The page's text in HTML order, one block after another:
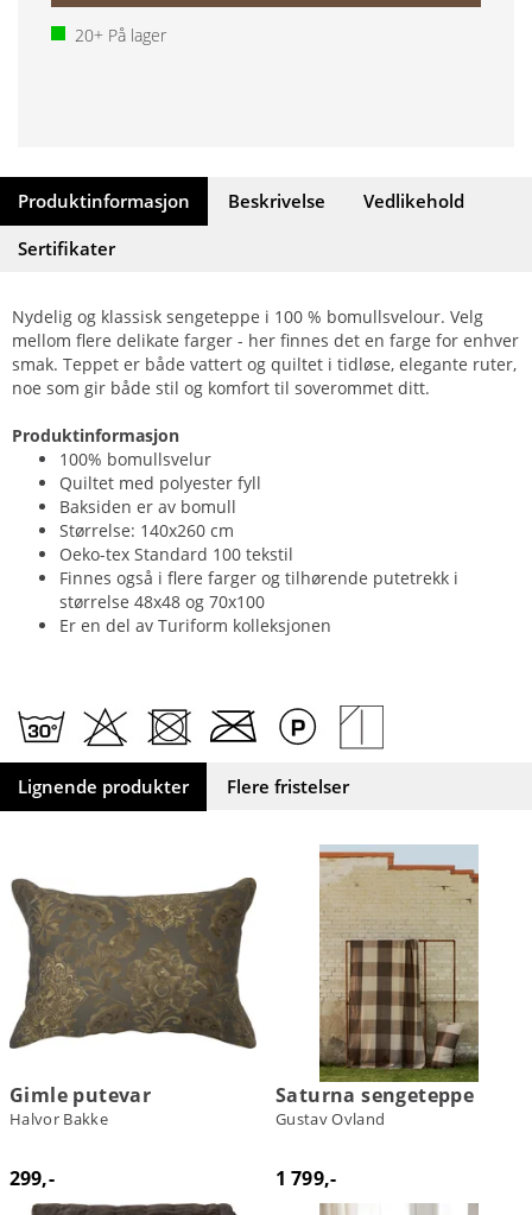
20+ På lager
Produktinformasjon Beskrivelse
Vedlikehold
Sertifikater
Nydelig og klassisk sengeteppe i 100 % bomullsvelour. Velg
mellom flere delikate farger - her finnes det en farge for enhver
smak. Teppet er både vattert og quiltet i tidløse, elegante ruter,
noe som gir både stil og komfort til soverommet ditt.
Produktinformasjon
100% bomullsvelur
Quiltet med polyester fyll
Baksiden er av bomull
Størrelse: 140x260 cm
Oeko-tex Standard 100 tekstil
Finnes også i flere farger og tilhørende putetrekk i
størrelse 48x48 og 70x100
Er en del av Turiform kolleksjonen
Lignende produkter Flere fristelser
Gimle putevar
Halvor Bakke
299,-
Saturna sengeteppe
Gustav Ovland
1 799,-